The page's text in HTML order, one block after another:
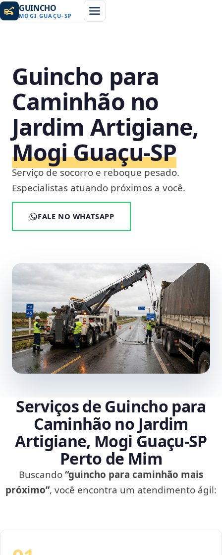
GUINCHO
MOGI GUAÇU-SP
Guincho para
Caminhão no
Jardim Artigiane,
Mogi Guaçu‑SP
Serviço de socorro e reboque pesado.
Especialistas atuando próximos a você.
FALE NO WHATSAPP
Serviços de Guincho para
Caminhão no Jardim
Artigiane, Mogi Guaçu‑SP
Perto de Mim
Buscando“guincho para caminhão mais
próximo”, você encontra um atendimento ágil: